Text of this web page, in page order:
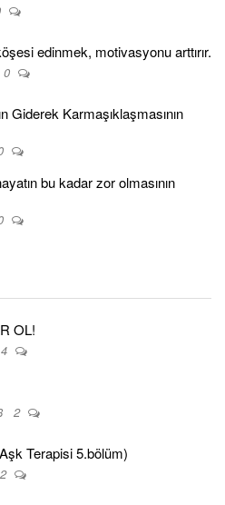
edinmek, motivasyonu arttırır.
0
Giderek Karmaşıklaşmasının
bu kadar zor olmasının
OL!
4
2
Terapisi 5.bölüm)
2